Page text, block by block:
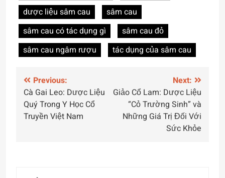
dược liệu sâm cau
sâm cau
sâm cau có tác dụng gì
sâm cau đỏ
sâm cau ngâm rượu
tác dụng của sâm cau
Điều
hướng
bài
Previous:
Cà Gai Leo: Dược Liệu
Quý Trong Y Học Cổ
Truyền Việt Nam
Next:
Giảo Cổ Lam: Dược Liệu
“Cỏ Trường Sinh” và
Những Giá Trị Đối Với
Sức Khỏe